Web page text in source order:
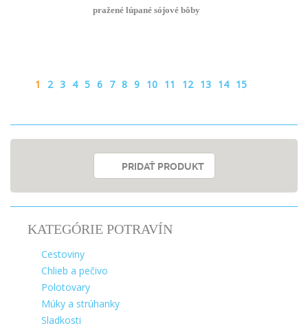
pražené lúpané sójové bôby
1 2 3 4 5 6 7 8 9 10 11 12 13 14 15
PRIDAŤ PRODUKT
KATEGÓRIE POTRAVÍN
Cestoviny
Chlieb a pečivo
Polotovary
Múky a strúhanky
Sladkosti